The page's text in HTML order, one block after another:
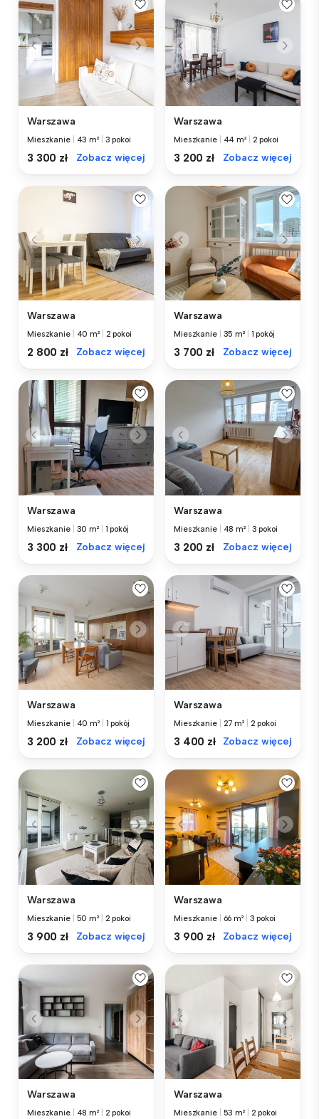
Warszawa
Mieszkanie 43 m² 3 pokoi
3 300 zł Zobacz więcej
Warszawa
Mieszkanie 44 m² 2 pokoi
3 200 zł Zobacz więcej
Warszawa
Mieszkanie 40 m² 2 pokoi
2 800 zł Zobacz więcej
Warszawa
Mieszkanie 35 m² 1 pokój
3 700 zł Zobacz więcej
Warszawa
Mieszkanie 30 m² 1 pokój
3 300 zł Zobacz więcej
Warszawa
Mieszkanie 48 m² 3 pokoi
3 200 zł Zobacz więcej
Warszawa
Mieszkanie 40 m² 1 pokój
3 200 zł Zobacz więcej
Warszawa
Mieszkanie 27 m² 2 pokoi
3 400 zł Zobacz więcej
Warszawa
Mieszkanie 50 m² 2 pokoi
3 900 zł Zobacz więcej
Warszawa
Mieszkanie 66 m² 3 pokoi
3 900 zł Zobacz więcej
Warszawa
Mieszkanie 48 m² 2 pokoi
Warszawa
Mieszkanie 53 m² 2 pokoi